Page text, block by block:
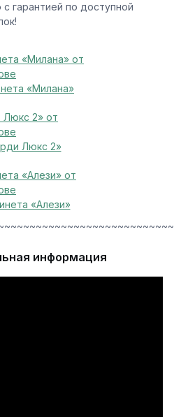
гарантией по доступной
«Милана»
Люкс 2»
«Алези»
информация